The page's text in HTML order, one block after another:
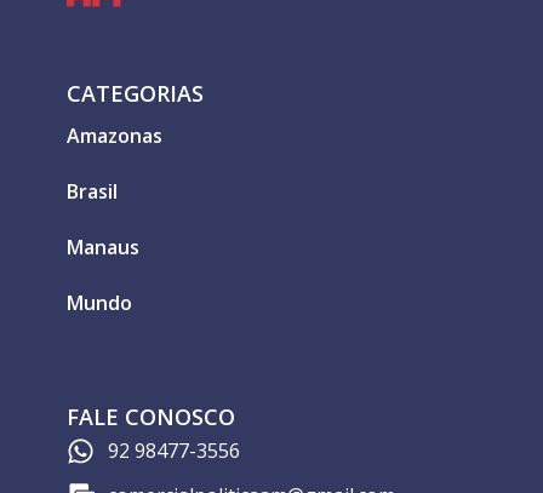
CATEGORIAS
Amazonas
Brasil
Manaus
Mundo
FALE CONOSCO
92 98477-3556